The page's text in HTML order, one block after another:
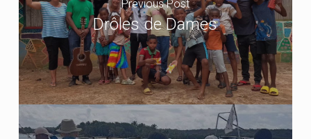
Previous Post
Drôles de Dames